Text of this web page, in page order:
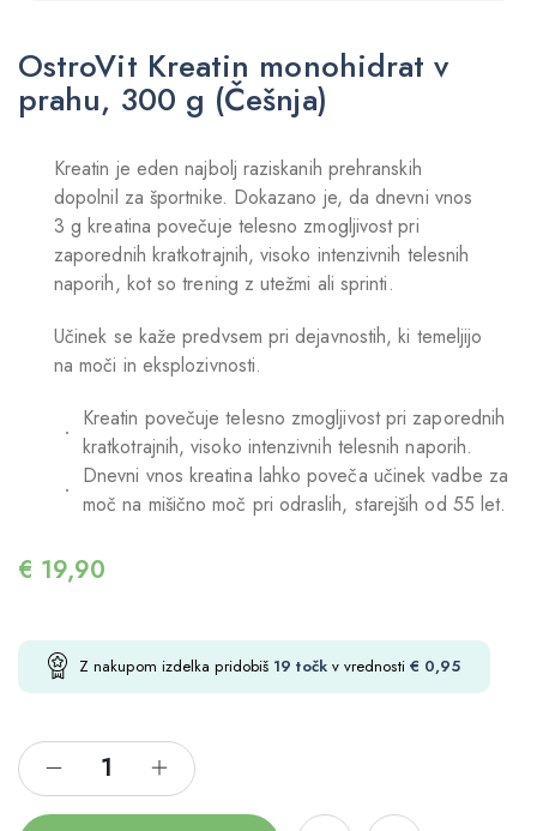
OstroVit Kreatin monohidrat v
prahu, 300 g (Češnja)
Kreatin je eden najbolj raziskanih prehranskih
dopolnil za športnike. Dokazano je, da dnevni vnos
3 g kreatina povečuje telesno zmogljivost pri
zaporednih kratkotrajnih, visoko intenzivnih telesnih
naporih, kot so trening z utežmi ali sprinti.
Učinek se kaže predvsem pri dejavnostih, ki temeljijo
na moči in eksplozivnosti.
Kreatin povečuje telesno zmogljivost pri zaporednih
kratkotrajnih, visoko intenzivnih telesnih naporih.
Dnevni vnos kreatina lahko poveča učinek vadbe za
moč na mišično moč pri odraslih, starejših od 55 let.
€ 19,90
Z nakupom izdelka pridobiš 19 točkv vrednosti € 0,95